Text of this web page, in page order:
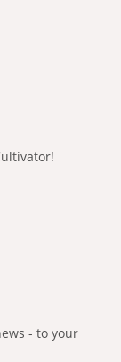
- to your